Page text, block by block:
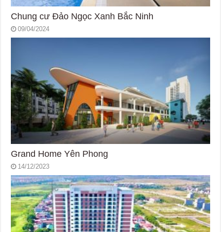
Chung cư Đảo Ngọc Xanh Bắc Ninh
09/04/2024
Grand Home Yên Phong
14/12/2023